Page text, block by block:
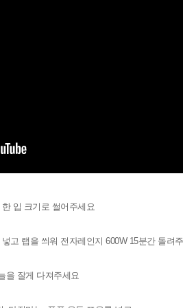
입 크기로 썰어주세요
넣고 랩을 씌워 전자레인지 600W 15분간 돌려
을 잘게 다져주세요